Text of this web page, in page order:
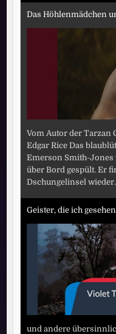
Das Höhlenmädchen
Vom Autor der Tarzan
Edgar Rice Das
Emerson Smith-Jones
über Bord gespült. Er
Dschungelinsel wieder.
Geister, die ich
und andere